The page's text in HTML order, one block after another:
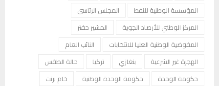
المؤسسة الوطنية للنفط
المجلس الرئاسي
المركز الوطني للأرصاد الجوية
المشير حفتر
المفوضية الوطنية العليا للانتخابات
النائب العام
الهجرة غير الشرعية
بنغازي تركيا
حالة الطقس
حكومة الوحدة
حكومة الوحدة الوطنية
خام برنت